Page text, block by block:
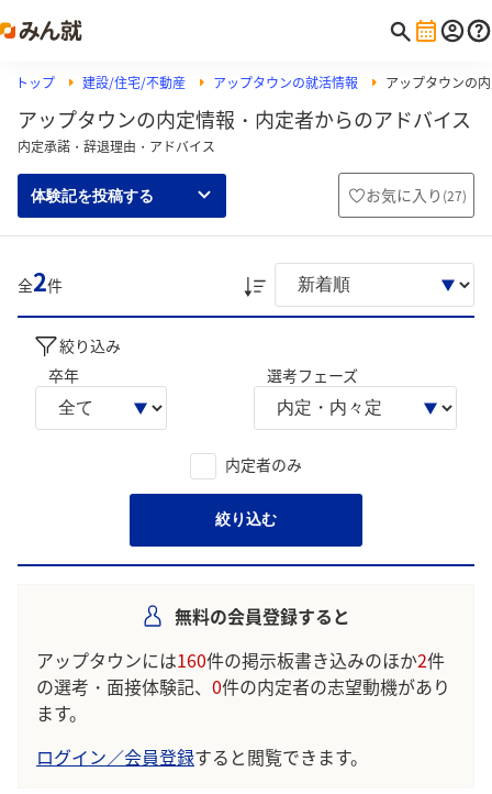
トップ 建設/住宅/不動産 アップタウンの就活情報 アップタウンの
アップタウンの内定情報・内定者からのアドバイス
内定承諾・辞退理由・アドバイス
体験記を投稿する お気に入り (27)
全2件
絞り込み
卒年
選考フェーズ
内定者のみ
絞り込む
無料の会員登録すると
アップタウンには160件の掲示板書き込みのほか2件
の選考・面接体験記、 0件の内定者の志望動機があり
ます。
ログイン／会員登録すると閲覧できます。